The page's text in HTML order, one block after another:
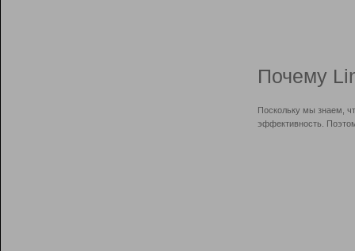
Почему
Поскольку мы знаем,
эффективность.